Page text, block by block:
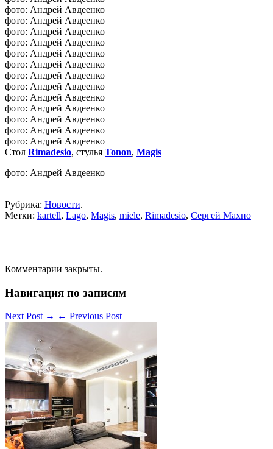
фото: Андрей Авдеенко
фото: Андрей Авдеенко
фото: Андрей Авдеенко
фото: Андрей Авдеенко
фото: Андрей Авдеенко
фото: Андрей Авдеенко
фото: Андрей Авдеенко
фото: Андрей Авдеенко
фото: Андрей Авдеенко
фото: Андрей Авдеенко
фото: Андрей Авдеенко
фото: Андрей Авдеенко
фото: Андрей Авдеенко
Стол Rimadesio, стулья Tonon, Magis
фото: Андрей Авдеенко
Рубрика: Новости.
Метки: kartell, Lago, Magis, miele, Rimadesio, Сергей Махно
Комментарии закрыты.
Навигация по записям
Next Post → ← Previous Post